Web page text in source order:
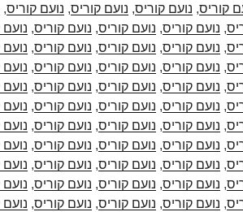
קוריס, נועם קוריס, נועם קוריס, נועם קוריס,
, נועם קוריס, נועם קוריס, נועם קוריס, נועם
, נועם קוריס, נועם קוריס, נועם קוריס, נועם
, נועם קוריס, נועם קוריס, נועם קוריס, נועם
, נועם קוריס, נועם קוריס, נועם קוריס, נועם
, נועם קוריס, נועם קוריס, נועם קוריס, נועם
, נועם קוריס, נועם קוריס, נועם קוריס, נועם
, נועם קוריס, נועם קוריס, נועם קוריס, נועם
, נועם קוריס, נועם קוריס, נועם קוריס, נועם
, נועם קוריס, נועם קוריס, נועם קוריס, נועם
, נועם קוריס, נועם קוריס, נועם קוריס, נועם